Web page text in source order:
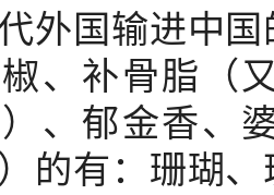
国输进中国
、补骨脂（
）、郁金香、
）的有：珊瑚